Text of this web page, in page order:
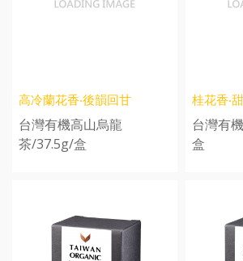
高冷蘭花香‧後韻回甘
台灣有機高山烏龍
茶/37.5g/盒
桂花香‧
台灣有
盒